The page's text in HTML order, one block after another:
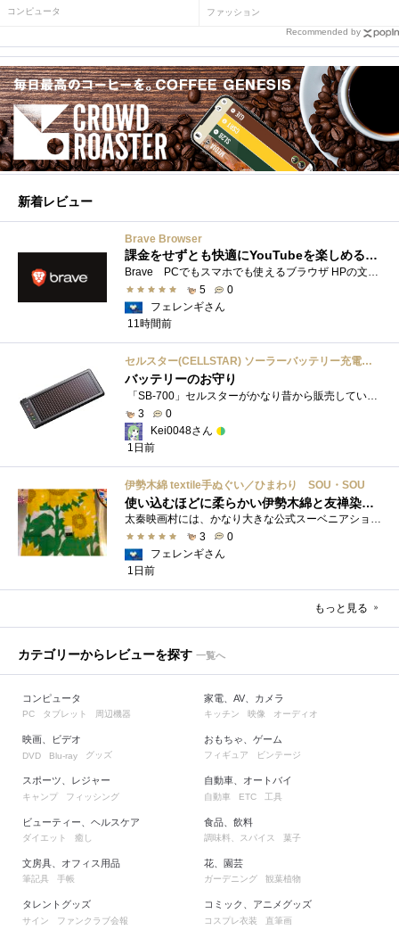
コンピュータ
ファッション
Recommended by
新着レビュー
Brave Browser
課金をせずとも快適にYouTubeを楽しめるようになったよ
Brave PCでもスマホでも使えるブラウザ HPの文言は 広告やトラッカーがブロックされるから、訪問するサイトをよりすっきりした表示で閲覧でき�...
5
0
フェレンギさん
11時間前
セルスター(CELLSTAR) ソーラーバッテリー充電器 SB-700 DC12V専用
バッテリーのお守り
「SB-700」セルスターがかなり昔から販売しているソーラーチャージャーです。ガッツリ充電する用ではなく待機電力(暗電流って言うらしい)対策�...
3
0
Kei0048さん
1日前
伊勢木綿 textile手ぬぐい／ひまわり SOU・SOU
使い込むほどに柔らかい伊勢木綿と友禅染の発色を楽しむ
3
0
フェレンギさん
1日前
もっと見る
カテゴリーからレビューを探す 一覧へ
コンピュータ
PC タブレット 周辺機器
映画、ビデオ
DVD Blu-ray グッズ
スポーツ、レジャー
キャンプ フィッシング
ビューティー、ヘルスケア
ダイエット 癒し
文房具、オフィス用品
筆記具 手帳
タレントグッズ
サイン ファンクラブ会報
家電、AV、カメラ
キッチン 映像 オーディオ
おもちゃ、ゲーム
フィギュア ビンテージ
自動車、オートバイ
自動車 ETC 工具
食品、飲料
調味料、スパイス 菓子
花、園芸
ガーデニング 観葉植物
コミック、アニメグッズ
コスプレ衣装 直筆画